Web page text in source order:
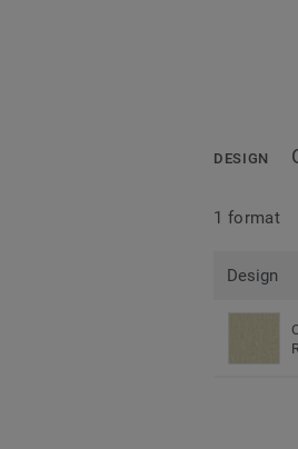
DESIGN
1 format
Design